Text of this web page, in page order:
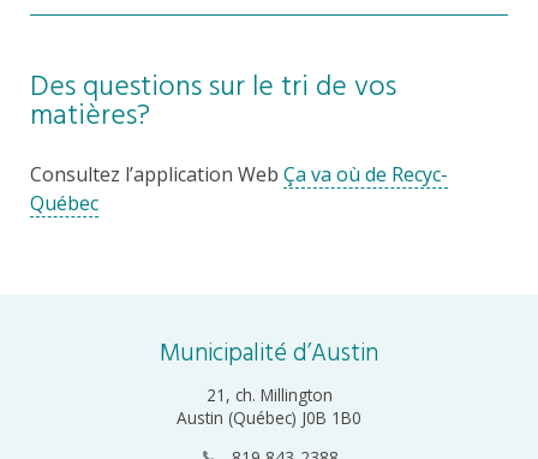
Desquestions sur le tri devos
matières?
Consultez l’application Web Ça va où de Recyc-
Québec
Municipalité d’Austin
21, ch. Millington
Austin (Québec) J0B 1B0